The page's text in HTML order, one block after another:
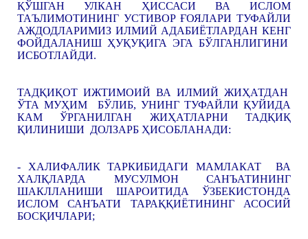
ҚЎШГАН УЛКАН ҲИССАСИ ВА ИСЛОМ
ТАЪЛИМОТИНИНГ УСТИВОР ҒОЯЛАРИ ТУФАЙЛИ
АЖДОДЛАРИМИЗ ИЛМИЙ АДАБИЁТЛАРДАН КЕНГ
ФОЙДАЛАНИШ ҲУҚУҚИГА ЭГА БЎЛГАНЛИГИНИ
ИСБОТЛАЙДИ.
ТАДҚИҚОТ ИЖТИМОИЙ ВА ИЛМИЙ ЖИҲАТДАН
ЎТА МУҲИМ БЎЛИБ, УНИНГ ТУФАЙЛИ ҚУЙИДА
КАМ ЎРГАНИЛГАН ЖИҲАТЛАРНИ ТАДҚИҚ
ҚИЛИНИШИ ДОЛЗАРБ ҲИСОБЛАНАДИ:
- ХАЛИФАЛИК ТАРКИБИДАГИ МАМЛАКАТ ВА
ХАЛҚЛАРДА МУСУЛМОН САНЪАТИНИНГ
ШАКЛЛАНИШИ ШАРОИТИДА ЎЗБЕКИСТОНДА
ИСЛОМ САНЪАТИ ТАРАҚҚИЁТИНИНГ АСОСИЙ
БОСҚИЧЛАРИ;